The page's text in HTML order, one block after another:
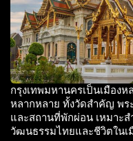
กรุงเทพมหานครเป็นเมือง
หลากหลาย ทั้งวัดสำคัญ พ
และสถานที่พักผ่อน เหมาะ
วัฒนธรรมไทยและชีวิตในเ